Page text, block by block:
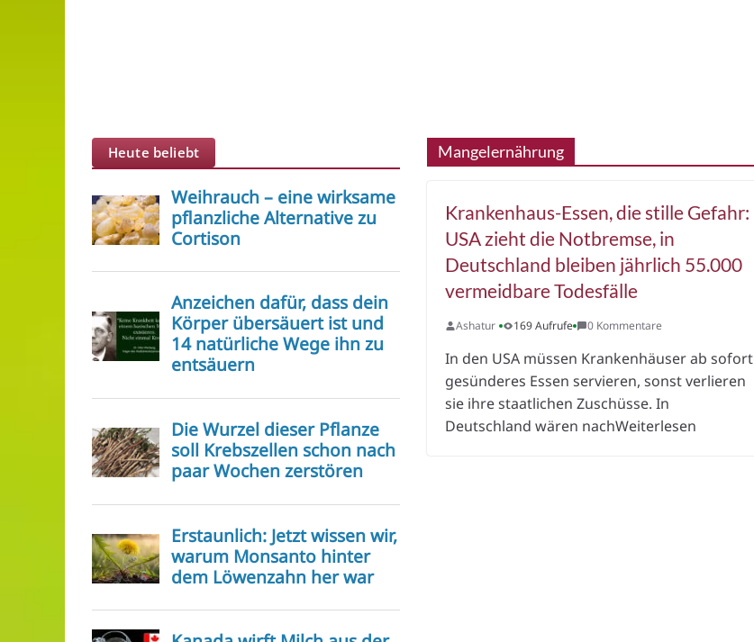
Mangelernährung
Krankenhaus-Essen, die stille Gefahr:
USA zieht die Notbremse, in
Deutschland bleiben jährlich 55.000
vermeidbare Todesfälle
Ashatur 169 Aufrufe 0 Kommentare
In den USA müssen Krankenhäuser ab sofort
gesünderes Essen servieren, sonst verlieren
sie ihre staatlichen Zuschüsse. In
Deutschland wären nachWeiterlesen
Heute beliebt